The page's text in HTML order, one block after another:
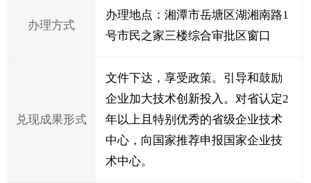
办理方式
办理地点：湘潭市岳塘区湖湘南路1
号市民之家三楼综合审批区窗口
兑现成果形式
文件下达，享受政策。引导和鼓励
企业加大技术创新投入。对省认定2
年以上且特别优秀的省级企业技术
中心，向国家推荐申报国家企业技
术中心。